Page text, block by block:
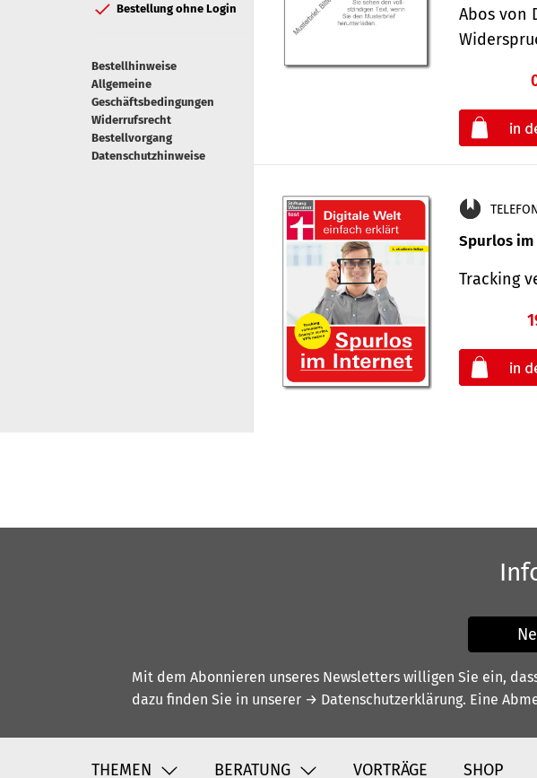
Bestellung ohne Login
Bestellhinweise
Allgemeine
Geschäftsbedingungen
Widerrufsrecht
Bestellvorgang
Datenschutzhinweise
Abos von
Spurlos
Tracking
Mit dem Abonnieren unseres Newsletters willigen Sie ein,
dazu finden Sie in unserer → Datenschutzerklärung. Eine
THEMEN BERATUNG VORTRÄGE SHOP